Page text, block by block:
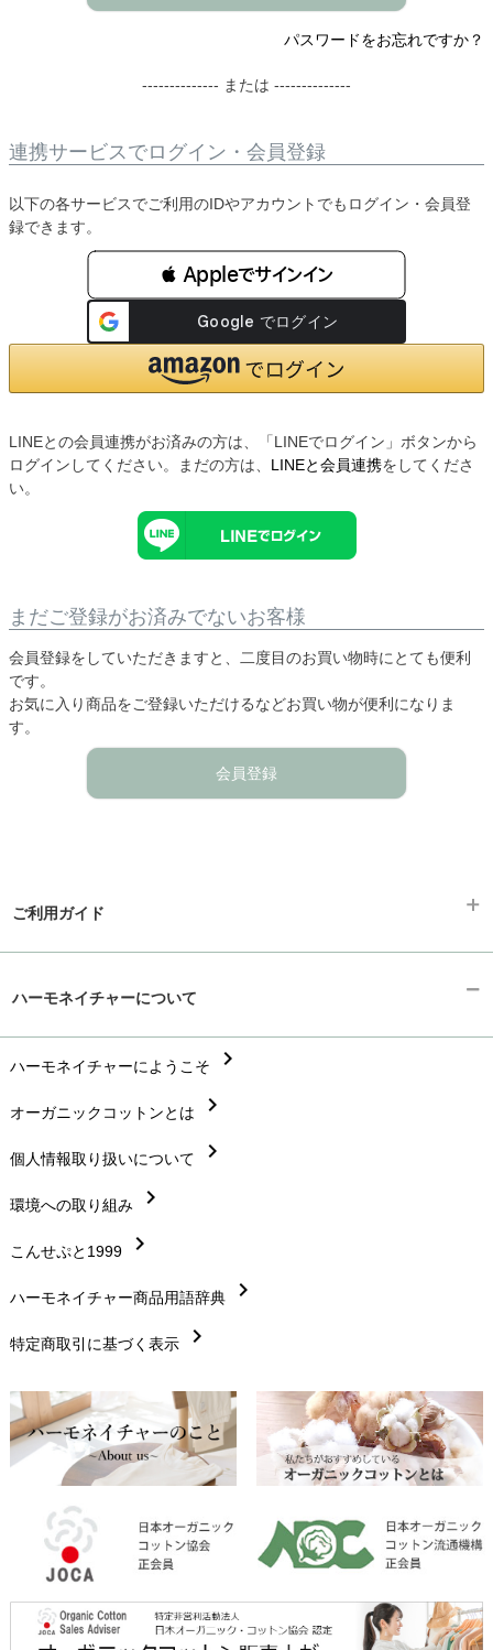
パスワードをお忘れですか？
-------------- または --------------
連携サービスでログイン・会員登録
以下の各サービスでご利用のIDやアカウントでもログイン・会員登
録できます。
 Appleでサインイン
LINEとの会員連携がお済みの方は、「LINEでログイン」ボタンから
ログインしてください。まだの方は、 LINEと会員連携をしてくださ
い。
まだご登録がお済みでないお客様
会員登録をしていただきますと、二度目のお買い物時にとても便利
です。
お気に入り商品をご登録いただけるなどお買い物が便利になりま
す。
会員登録
ご利用ガイド
配送と送料chevron_right
在庫状況と発送予定chevron_right
サイズ・寸法chevron_right
生地・素材chevron_right
お手入れについて chevron_right
レビューを書こうchevron_right
返品交換chevron_right
FAXでのご注文 chevron_right
お問い合わせchevron_right
ハーモネイチャーについて
ハーモネイチャーにようこそ chevron_right
オーガニックコットンとは chevron_right
個人情報取り扱いについて chevron_right
環境への取り組み chevron_right
こんせぷと1999 chevron_right
ハーモネイチャー商品用語辞典 chevron_right
特定商取引に基づく表示 chevron_right